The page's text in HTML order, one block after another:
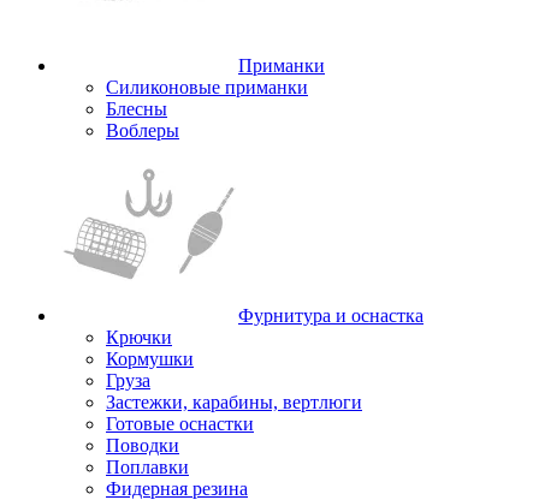
Приманки
Силиконовые приманки
Блесны
Воблеры
Фурнитура и оснастка
Крючки
Кормушки
Груза
Застежки, карабины, вертлюги
Готовые оснастки
Поводки
Поплавки
Фидерная резина